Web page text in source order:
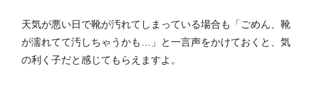
天気が悪い日で靴が汚れてしまっている場合も「ごめん、靴
が濡れてて汚しちゃうかも…」と一言声をかけておくと、気
の利く子だと感じてもらえますよ。